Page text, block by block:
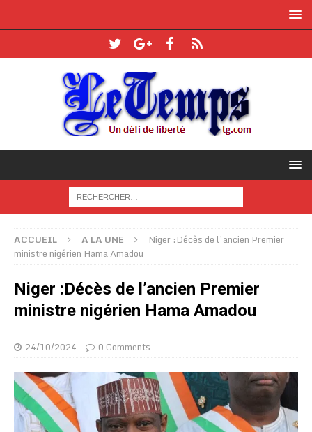
ACCUEIL A LA UNE
Niger :Décès de l’ancien Premier
ministre nigérien Hama Amadou
Niger :Décès de l’ancien Premier
ministre nigérien Hama Amadou
24/10/2024 0 Comments